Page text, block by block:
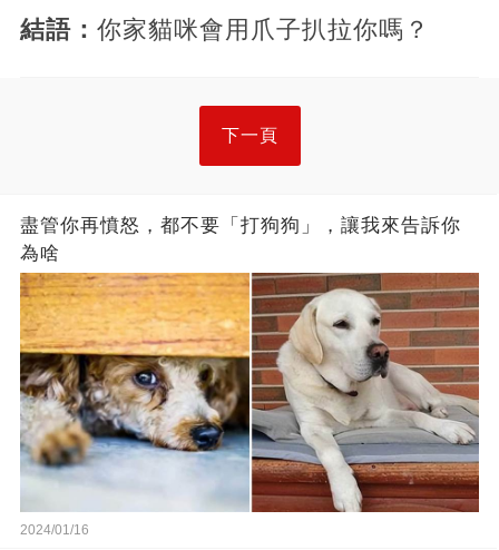
結語： 你家貓咪會用爪子扒拉你嗎？
下一頁
盡管你再憤怒，都不要「打狗狗」，讓我來告訴你
為啥
2024/01/16